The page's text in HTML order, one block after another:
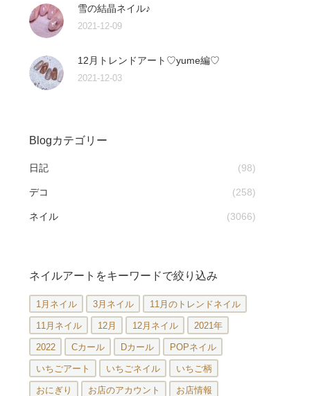
雪の結晶ネイル♪
2021-12-09
12月トレンドアート♡yume編♡
2021-12-03
Blogカテゴリー
日記 (98)
デコ (258)
ネイル (3066)
ネイルアートをキーワードで絞り込み
1月ネイル 3月ネイル 11月のトレンドネイル
11月ネイル 12月 12月ネイル 2021年
2022 Cカール Dカール POPネイル
いちごアート いちごネイル いちご柄
おにぎり お店のアカウント お店情報